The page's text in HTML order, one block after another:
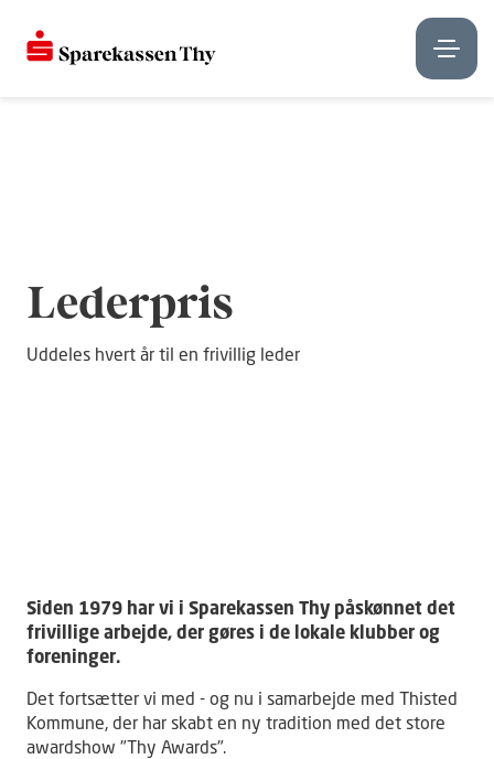
Lederpris
Uddeles hvert år til en frivillig leder
Siden 1979 har vi i Sparekassen Thy påskønnet det
frivillige arbejde, der gøres i de lokale klubber og
foreninger.
Det fortsætter vi med - og nu i samarbejde med Thisted
Kommune, der har skabt en ny tradition med det store
awardshow "Thy Awards".